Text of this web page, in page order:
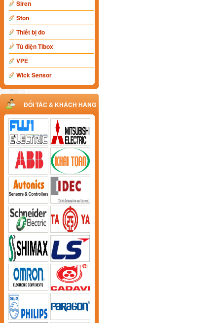
Siren
Ston
Thiết bị đo
Tủ điện Tibox
VPE
Wick Sensor
ĐỐI TÁC & KHÁCH HÀNG